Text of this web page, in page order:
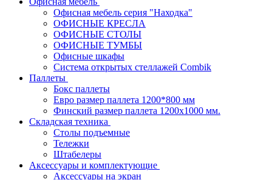
Офисная мебель серия "Находка"
ОФИСНЫЕ КРЕСЛА
ОФИСНЫЕ СТОЛЫ
ОФИСНЫЕ ТУМБЫ
Офисные шкафы
Система открытых стеллажей Combik
Паллеты
Бокс паллеты
Евро размер паллета 1200*800 мм
Финский размер паллета 1200х1000 мм.
Складская техника
Столы подъемные
Тележки
Штабелеры
Аксессуары и комплектующие
Аксессуары на экран